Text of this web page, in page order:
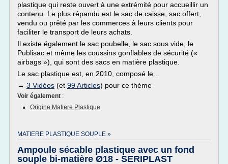
plastique qui reste ouvert à une extrémité pour accueillir un
contenu. Le plus répandu est le sac de caisse, sac offert,
vendu ou prêté par les commerces à leurs clients pour
faciliter le transport de leurs achats.
Il existe également le sac poubelle, le sac sous vide, le
Publisac et même les coussins gonflables de sécurité («
airbags »), qui sont des sacs en matière plastique.
Le sac plastique est, en 2010, composé le...
→ 3 Vidéos (et 99 Articles) pour ce thème
Voir également :
Origine Matiere Plastique
MATIERE PLASTIQUE SOUPLE »
Ampoule sécable plastique avec un fond
souple bi-matière Ø18 - SERIPLAST